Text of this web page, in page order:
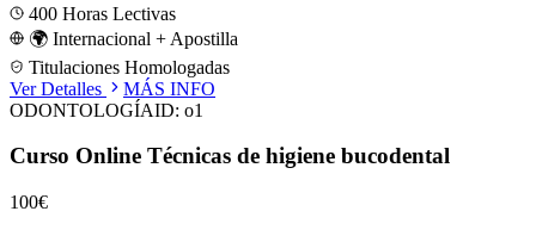
400 Horas Lectivas
🌍 Internacional + Apostilla
Titulaciones Homologadas
Ver Detalles
MÁS INFO
ODONTOLOGÍAID: o1
Curso Online Técnicas de higiene bucodental
100€